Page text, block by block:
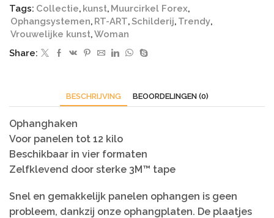
Tags: Collectie, kunst, Muurcirkel Forex,
Ophangsystemen, RT-ART, Schilderij, Trendy,
Vrouwelijke kunst,Woman
Share:
BESCHRIJVING BEOORDELINGEN (0)
Ophanghaken
Voor panelen tot 12 kilo
Beschikbaar in vier formaten
Zelfklevend door sterke 3M™ tape
Snel en gemakkelijk panelen ophangen is geen
probleem, dankzij onze ophangplaten. De plaatjes